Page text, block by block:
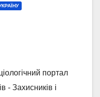
портал
- Захисників і